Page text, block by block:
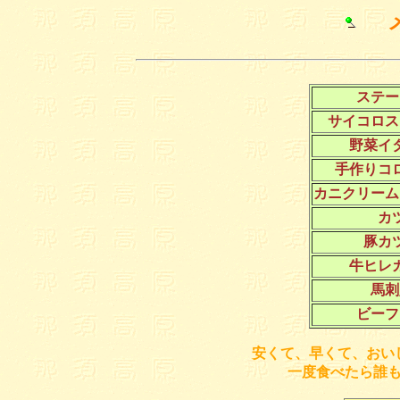
ステ
サイコロ
野菜イ
手作りコ
カニクリー
カ
豚カ
牛ヒレ
馬
ビー
安くて、早くて、お
一度食べたら誰